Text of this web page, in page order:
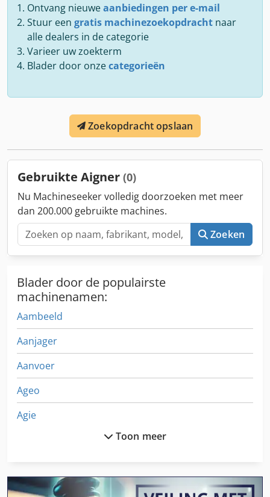
Ontvang nieuweaanbiedingen per e-mail
Stuur een gratis machinezoekopdracht naar
alle dealers in de categorie
Varieer uw zoekterm
Blader door onzecategorieën
Zoekopdracht opslaan
Gebruikte Aigner (0)
Nu Machineseeker volledig doorzoeken met meer
dan 200.000 gebruikte machines.
Zoeken
Blader door de populairste
machinenamen:
Aambeeld
Aanjager
Aanvoer
Ageo
Agie
Alpine
Toon meer